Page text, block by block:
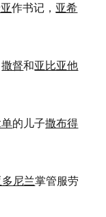
作书记， 亚希
撒督和亚比亚他
的儿子撒布得
多尼兰掌管服劳